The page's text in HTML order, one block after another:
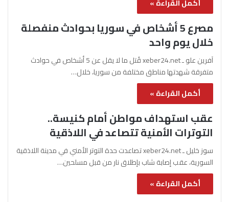
أكمل القراءة »
مصرع 5 أشخاص في سوريا بحوادث منفصلة
خلال يوم واحد
آفرين علو ـ xeber24.net قُتل ما لا يقل عن 5 أشخاص في حوادث
متفرقة شهدتها مناطق مختلفة من سوريا، خلال…
أكمل القراءة »
عقب استهداف مواطن أمام كنيسة..
التوترات الأمنية تتصاعد في اللاذقية
سوز خليل ـ xeber24.net تصاعدت حدة التوتر الأمني في مدينة اللاذقية
السورية، عقب إصابة شاب بإطلاق نار من قبل مسلحين…
أكمل القراءة »